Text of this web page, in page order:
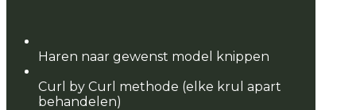
Haren naar gewenst model knippen
Curl by Curl methode (elke krul apart
behandelen)